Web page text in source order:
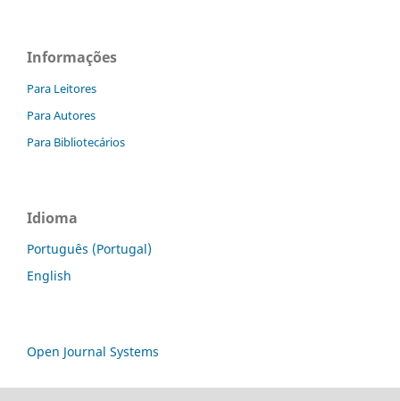
Informações
Para Leitores
Para Autores
Para Bibliotecários
Idioma
Português (Portugal)
English
Open Journal Systems